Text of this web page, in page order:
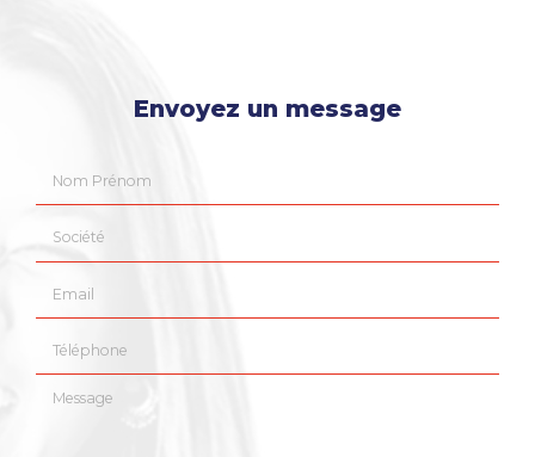
Envoyez un message
Message